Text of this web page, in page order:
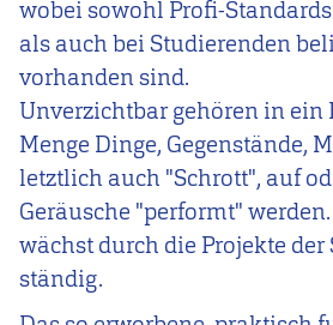
wobei sowohl Profi-
als auch bei Studierenden
vorhanden sind.
Unverzichtbar gehören in ein
Menge Dinge, Gegenstände,
letztlich auch "Schrott", auf
Geräusche "performt"
wächst durch die Projekte
ständig.